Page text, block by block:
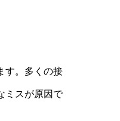
す。多くの接
ミスが原因で